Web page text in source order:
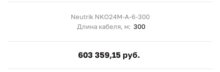
Neutrik NKO24M-A-6-300
Длина кабеля, м: 300
603 359,15 руб.